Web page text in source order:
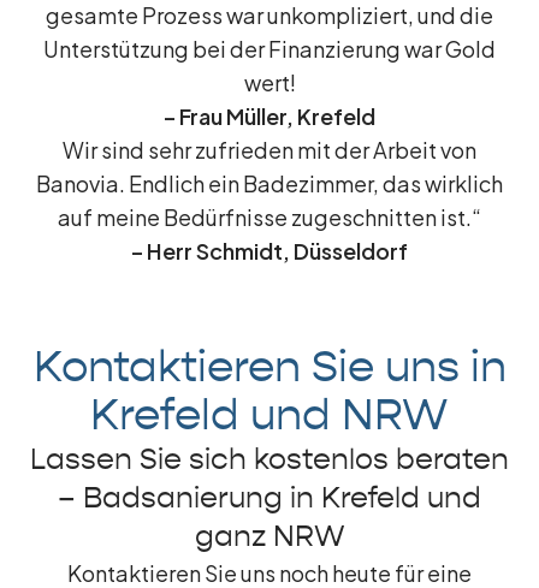
gesamte Prozess war unkompliziert, und die
Unterstützung bei der Finanzierung war Gold
wert!
– Frau Müller, Krefeld
Wir sind sehr zufrieden mit der Arbeit von
Banovia. Endlich ein Badezimmer, das wirklich
auf meine Bedürfnisse zugeschnitten ist.“
– Herr Schmidt, Düsseldorf
Kontaktieren Sie uns in
Krefeld und NRW
Lassen Sie sich kostenlos beraten
– Badsanierung in Krefeld und
ganz NRW
Kontaktieren Sie uns noch heute für eine